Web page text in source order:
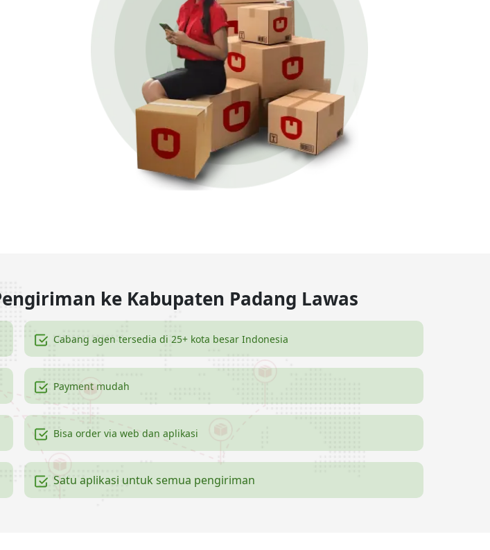
ke Kabupaten Padang Lawas
Cabang agen tersedia di 25+ kota besar Indonesia
Payment mudah
Bisa order via web dan aplikasi
Satu aplikasi untuk semua pengiriman